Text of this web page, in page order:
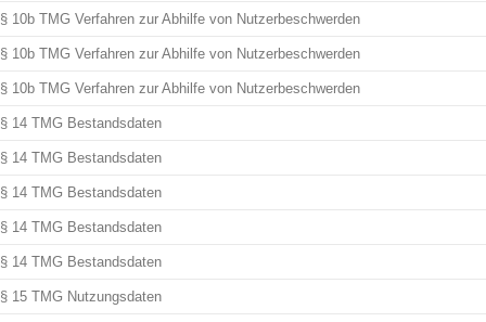
§ 10b TMG Verfahren zur Abhilfe von Nutzerbeschwerden
§ 10b TMG Verfahren zur Abhilfe von Nutzerbeschwerden
§ 10b TMG Verfahren zur Abhilfe von Nutzerbeschwerden
§ 14 TMG Bestandsdaten
§ 14 TMG Bestandsdaten
§ 14 TMG Bestandsdaten
§ 14 TMG Bestandsdaten
§ 14 TMG Bestandsdaten
§ 15 TMG Nutzungsdaten